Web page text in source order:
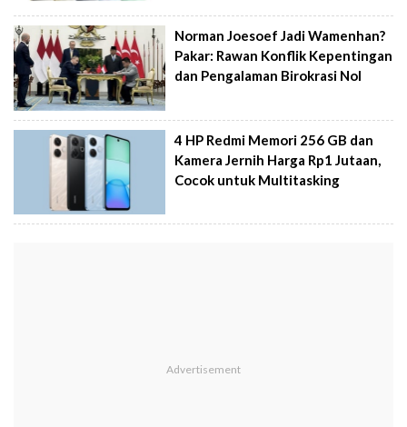
Norman Joesoef Jadi Wamenhan?
Pakar: Rawan Konflik Kepentingan
dan Pengalaman Birokrasi Nol
4 HP Redmi Memori 256 GB dan
Kamera Jernih Harga Rp1 Jutaan,
Cocok untuk Multitasking